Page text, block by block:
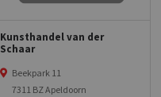
Kunsthandel van der
Schaar
Beekpark 11
7311 BZ Apeldoorn